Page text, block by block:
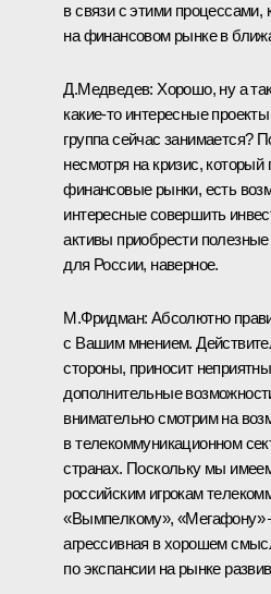
в связи с этими процессами,
на финансовом рынке в
Д.Медведев: Хорошо, ну а
какие‑то интересные
группа сейчас занимается?
несмотря на кризис,
финансовые рынки, есть
интересные совершить
активы приобрести
для России, наверное.
М.Фридман: Абсолютно
с Вашим мнением.
стороны, приносит
дополнительные
внимательно смотрим на
в телекоммуникационном
странах. Поскольку мы
российским игрокам
«Вымпелкому», «Мегафону»
агрессивная в хорошем
по экспансии на рынке